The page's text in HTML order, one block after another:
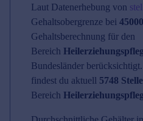
Laut Datenerhebung von
Gehaltsobergrenze bei 45000
Gehaltsberechnung für den
Bereich
Bundesländer
findest du aktuell 5748
Bereich